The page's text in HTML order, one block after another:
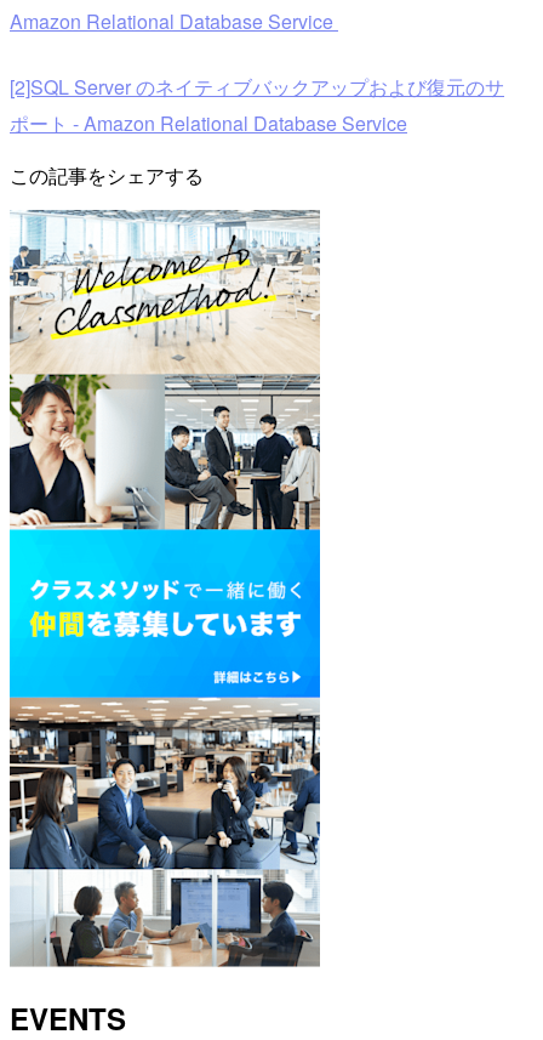
Amazon Relational Database Service
[2]SQL Server のネイティブバックアップおよび復元のサ
ポート - Amazon Relational Database Service
この記事をシェアする
EVENTS